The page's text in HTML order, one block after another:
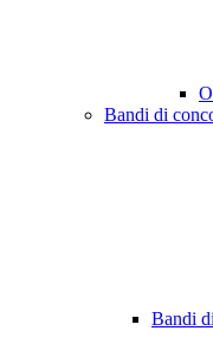
Bandi di
Bandi